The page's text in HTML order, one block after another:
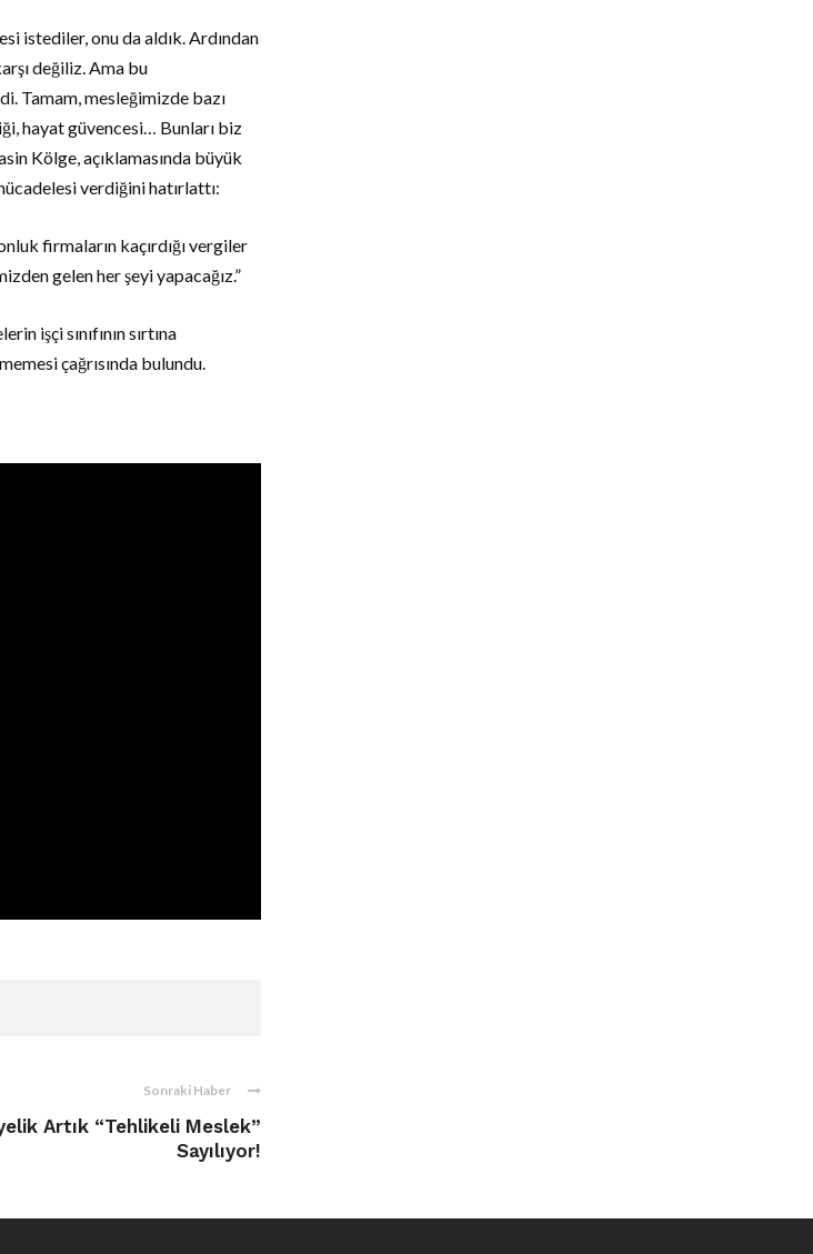
istediler, onu da aldık. Ardından
değiliz. Ama bu
Tamam, mesleğimizde bazı
hayat güvencesi… Bunları biz
Kölge, açıklamasında büyük
verdiğini hatırlattı:
firmaların kaçırdığı vergiler
gelen her şeyi yapacağız.”
işçi sınıfının sırtına
çağrısında bulundu.
Sonraki Haber
Artık “Tehlikeli Meslek”
Sayılıyor!